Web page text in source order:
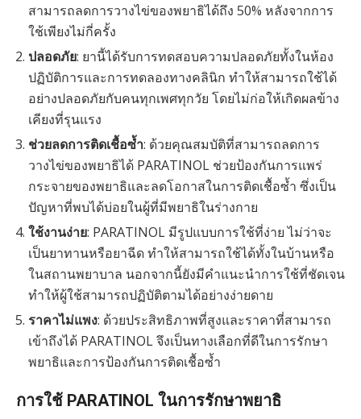
สามารถลดการวางไข่ของพยาธิได้ถึง 50% หลังจากการ
ใช้เพียงไม่กี่ครั้ง
ปลอดภัย: ยานี้ได้รับการทดสอบความปลอดภัยทั้งในห้อง
ปฏิบัติการและการทดลองทางคลินิก ทำให้สามารถใช้ได้
อย่างปลอดภัยกับคนทุกเพศทุกวัย โดยไม่ก่อให้เกิดผลข้าง
เคียงที่รุนแรง
ช่วยลดการติดเชื้อซ้ำ: ด้วยคุณสมบัติที่สามารถลดการ
วางไข่ของพยาธิได้ PARATINOL ช่วยป้องกันการแพร่
กระจายของพยาธิและลดโอกาสในการติดเชื้อซ้ำ ซึ่งเป็น
ปัญหาที่พบได้บ่อยในผู้ที่มีพยาธิในร่างกาย
ใช้งานง่าย: PARATINOL มีรูปแบบการใช้ที่ง่าย ไม่ว่าจะ
เป็นยาทานหรือยาฉีด ทำให้สามารถใช้ได้ทั้งในบ้านหรือ
ในสถานพยาบาล นอกจากนี้ยังมีคำแนะนำการใช้ที่ชัดเจน
ทำให้ผู้ใช้สามารถปฏิบัติตามได้อย่างง่ายดาย
ราคาไม่แพง: ด้วยประสิทธิภาพที่สูงและราคาที่สามารถ
เข้าถึงได้ PARATINOL จึงเป็นทางเลือกที่ดีในการรักษา
พยาธิและการป้องกันการติดเชื้อซ้ำ
การใช้ PARATINOL ในการรักษาพยาธิ